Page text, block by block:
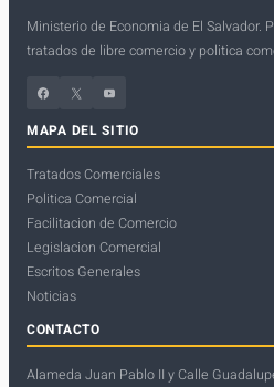
Ministerio de Economia de El Salvador.
tratados de libre comercio y politica
Facebook X
YouTube
MAPA DEL SITIO
Tratados Comerciales
Politica Comercial
Facilitacion de Comercio
Legislacion Comercial
Escritos Generales
Noticias
CONTACTO
Alameda Juan Pablo II y Calle